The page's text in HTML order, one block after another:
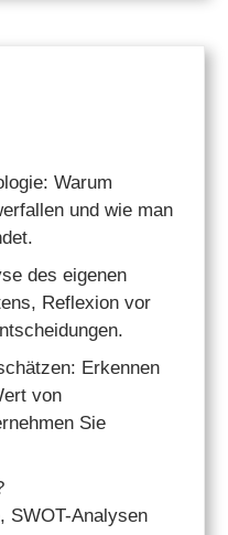
Warum
und wie man
des eigenen
Reflexion vor
Erkennen
von
Sie
SWOT-Analysen